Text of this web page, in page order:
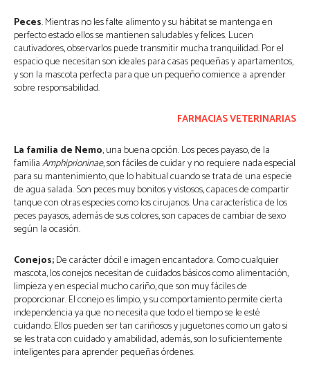
Peces. Mientras no les falte alimento y su hábitat se mantenga en
perfecto estado ellos se mantienen saludables y felices. Lucen
cautivadores, observarlos puede transmitir mucha tranquilidad. Por el
espacio que necesitan son ideales para casas pequeñas y apartamentos,
y son la mascota perfecta para que un pequeño comience a aprender
sobre responsabilidad.
FARMACIAS VETERINARIAS
La familia de Nemo, una buena opción. Los peces payaso, de la
familiaAmphiprioninae, son fáciles de cuidar y no requiere nada especial
para su mantenimiento, que lo habitual cuando se trata de una especie
de agua salada. Son peces muy bonitos y vistosos, capaces de compartir
tanque con otras especies como los cirujanos. Una característica de los
peces payasos, además de sus colores, son capaces de cambiar de sexo
según la ocasión.
Conejos;De carácter dócil e imagen encantadora. Como cualquier
mascota, los conejos necesitan de cuidados básicos como alimentación,
limpieza y en especial mucho cariño, que son muy fáciles de
proporcionar. El conejo es limpio, y su comportamiento permite cierta
independencia ya que no necesita que todo el tiempo se le esté
cuidando. Ellos pueden ser tan cariñosos y juguetones como un gato si
se les trata con cuidado y amabilidad, además, son lo suficientemente
inteligentes para aprender pequeñas órdenes.